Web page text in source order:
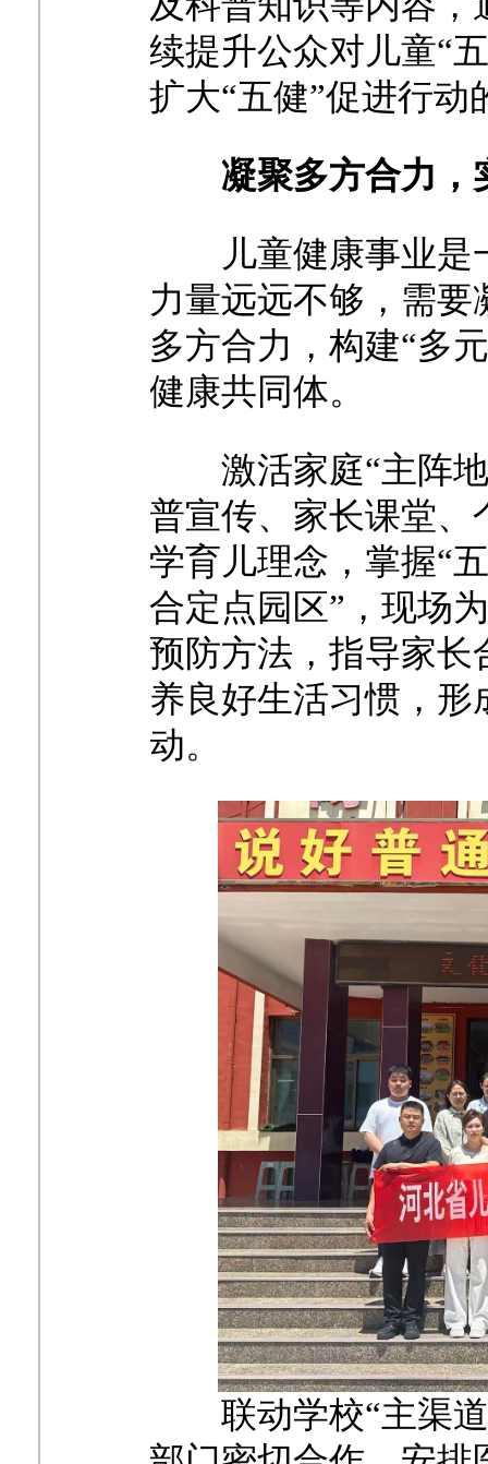
续提升公众对儿童“
扩大“五健”促进行动
凝聚多方合力，
儿童健康事业
力量远远不够，需
多方合力，构建“多
健康共同体。
激活家庭“主阵
普宣传、家长课堂
学育儿理念，掌握“
合定点园区”，现场
预防方法，指导家
养良好生活习惯，形
动。
联动学校“主渠